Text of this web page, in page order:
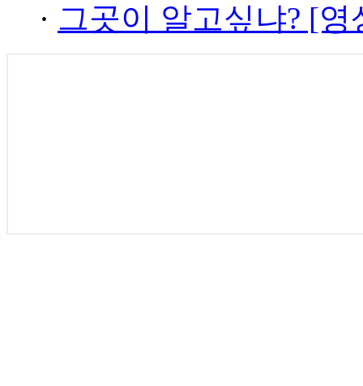
· 그곳이 알고싶냐? [